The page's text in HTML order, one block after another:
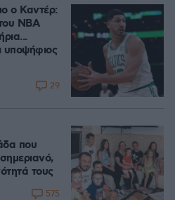
ο Καντέρ:
NBA
υποψήφιος
29
που
τους
575